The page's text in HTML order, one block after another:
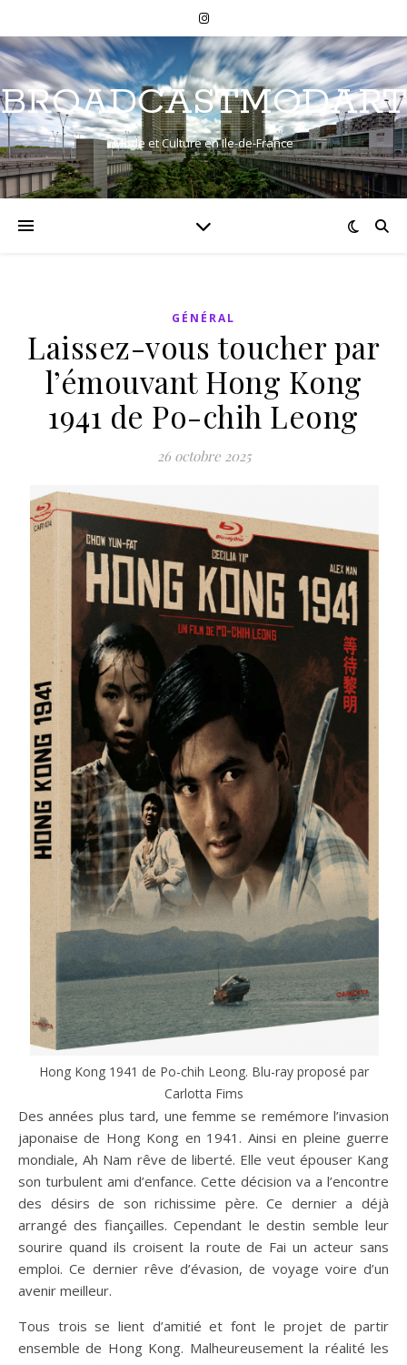
BROADCASTMODART
Mode et Culture en Ile-de-France
GÉNÉRAL
Laissez-vous toucher par
l’émouvant Hong Kong
1941 de Po-chih Leong
26 octobre 2025
Hong Kong 1941 de Po-chih Leong. Blu-ray proposé par
Carlotta Fims
Des années plus tard, une femme se remémore l’invasion
japonaise de Hong Kong en 1941. Ainsi en pleine guerre
mondiale, Ah Nam rêve de liberté. Elle veut épouser Kang
son turbulent ami d’enfance. Cette décision va a l’encontre
des désirs de son richissime père. Ce dernier a déjà
arrangé des fiançailles. Cependant le destin semble leur
sourire quand ils croisent la route de Fai un acteur sans
emploi. Ce dernier rêve d’évasion, de voyage voire d’un
avenir meilleur.
Tous trois se lient d’amitié et font le projet de partir
ensemble de Hong Kong. Malheureusement la réalité les